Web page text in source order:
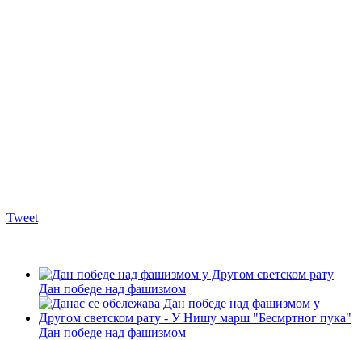
Tweet
Дан победе над фашизмом
Дан победе над фашизмом